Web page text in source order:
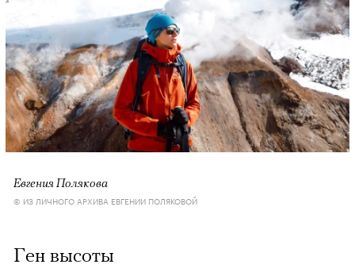
Евгения Полякова
© ИЗ ЛИЧНОГО АРХИВА ЕВГЕНИИ ПОЛЯКОВОЙ
Ген высоты